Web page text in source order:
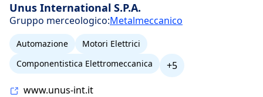
Unus International S.P.A.
Gruppo merceologico:Metalmeccanico
Automazione
Motori Elettrici
Componentistica Elettromeccanica
+5
www.unus-int.it